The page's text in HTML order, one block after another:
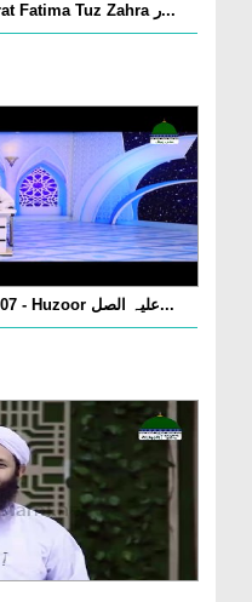
Hamari Aadatein Ep 02 - Hazrat Fatima Tuz Zahra ر...
Seerat Kay Haseen Pehlo Ep 07 - Huzoor علیہ الصل...